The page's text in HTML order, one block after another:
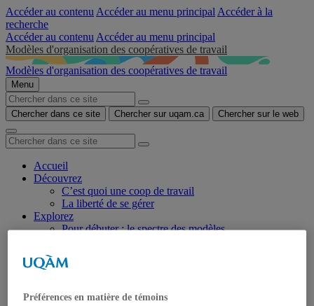
Accéder au contenu Accéder au menu principal Accéder à la
recherche
Accéder au contenu Accéder au menu principal
Modèles d'organisation des coopératives de travail
Modèles d'organisation des coopératives de travail
Menu
Chercher dans ce site Chercher sur uqam.ca Chercher sur le web
Accueil
Découvrez
C’est quoi une coop de travail
La liberté de se gérer
Explorez
Pour débuter : le spectre des modèles
Coordination(s)
Réfléchissez
Préférences en matière de témoins